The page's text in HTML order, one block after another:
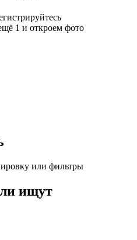
1 и откроем фото
или фильтры
ищут